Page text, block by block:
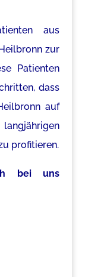
aus
zur
Patienten
dass
auf
profitieren.
bei uns